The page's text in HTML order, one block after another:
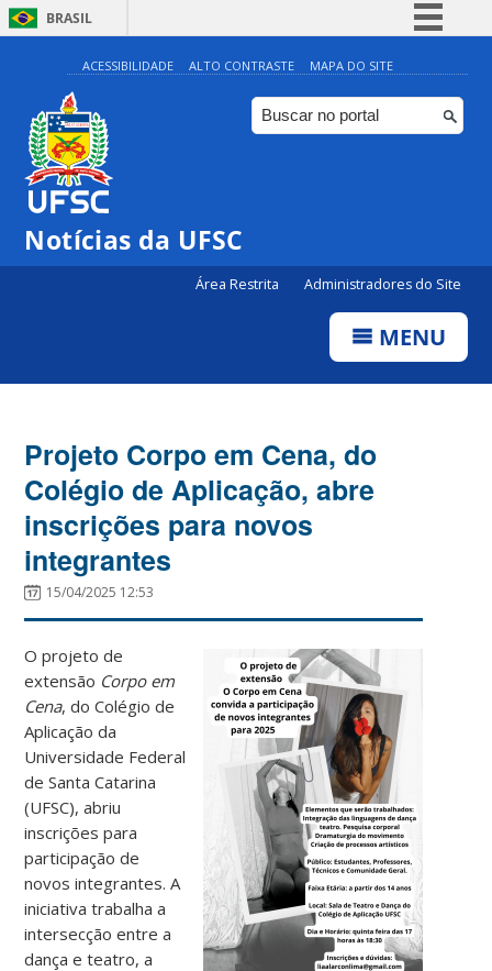
BRASIL
Simplifique!
Comunica BR
Participe
ACESSIBILIDADE ALTO CONTRASTE MAPA DO SITE
Notícias da UFSC
Área Restrita Administradores do Site
MENU
Projeto Corpo em Cena, do
Colégio de Aplicação, abre
inscrições para novos
integrantes
15/04/2025 12:53
O projeto de
extensão Corpo em
Cena, do Colégio de
Aplicação da
Universidade Federal
de Santa Catarina
(UFSC), abriu
inscrições para
participação de
novos integrantes. A
iniciativa trabalha a
intersecção entre a
dança e teatro, a